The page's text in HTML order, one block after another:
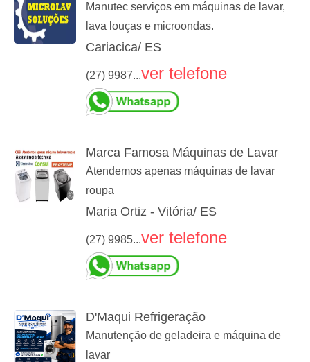
Manutec serviços em máquinas de lavar,
lava louças e microondas.
Cariacica/ ES
(27) 9987...ver telefone
Marca Famosa Máquinas de Lavar
Atendemos apenas máquinas de lavar
roupa
Maria Ortiz - Vitória/ ES
(27) 9985...ver telefone
D'Maqui Refrigeração
Manutenção de geladeira e máquina de
lavar